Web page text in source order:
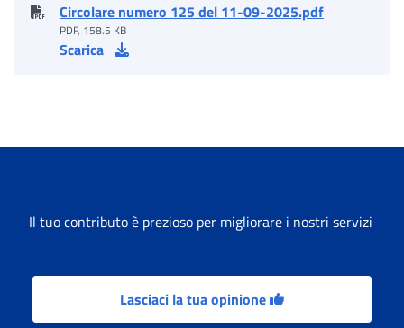
Circolare numero 125 del 11-09-2025.pdf
PDF, 158.5 KB
Scarica
Il tuo contributo è prezioso per migliorare i nostri servizi
Lasciaci la tua opinione